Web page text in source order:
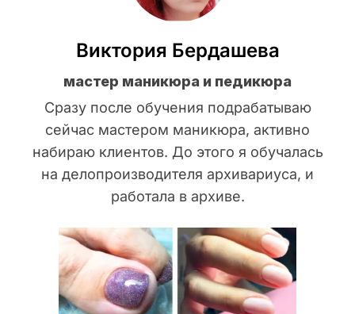
Виктория Бердашева
мастер маникюра и педикюра
Сразу после обучения подрабатываю
сейчас мастером маникюра, активно
набираю клиентов. До этого я обучалась
на делопроизводителя архивариуса, и
работала в архиве.